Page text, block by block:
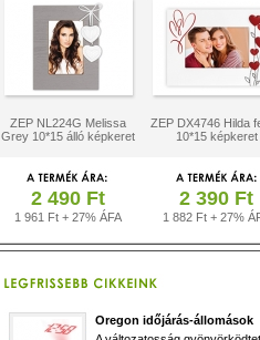
ZEP NL224G Melissa
Grey 10*15 álló képkeret
ZEP DX4746 Hilda
10*15 képkeret
2 490 Ft
1 961 Ft + 27% ÁFA
2 390 Ft
1 882 Ft + 27%
Oregon időjárás-állomások